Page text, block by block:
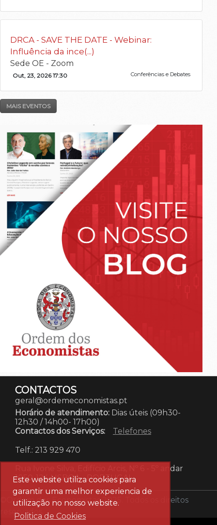
Este website utiliza cookies para
garantir uma melhor experiencia de
utilização no nosso website.
Politica de Cookies
DRCA - SAVE THE DATE - Webinar:
Influência da ince(...)
Sede OE - Zoom
Out, 23, 2026 17:30 Conferências e Debates
MAIS EVENTOS
CONTACTOS
geral@ordemeconomistas.pt
Horário de atendimento: Dias úteis (09h30-
12h30 / 14h00- 17h00)
Contactos dos Serviços:
Telefones
Telf.: 213 929 470
Rua Ivone Silva, Edifício Arcis, Nº 6 - 5º andar
1050-124 LISBOA- PORTUGAL
©Ordem dos Economistas 2025. Todos os direitos
reservados.